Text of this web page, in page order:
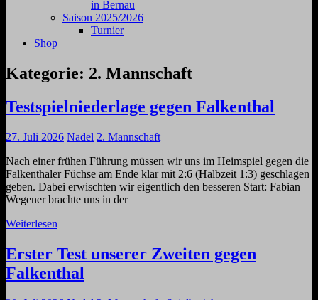
in Bernau
Saison 2025/2026
Turnier
Shop
Kategorie: 2. Mannschaft
Testspielniederlage gegen Falkenthal
27. Juli 2026 Nadel 2. Mannschaft
Nach einer frühen Führung müssen wir uns im Heimspiel gegen die
Falkenthaler Füchse am Ende klar mit 2:6 (Halbzeit 1:3) geschlagen
geben. Dabei erwischten wir eigentlich den besseren Start: Fabian
Wegener brachte uns in der
Weiterlesen
Erster Test unserer Zweiten gegen
Falkenthal